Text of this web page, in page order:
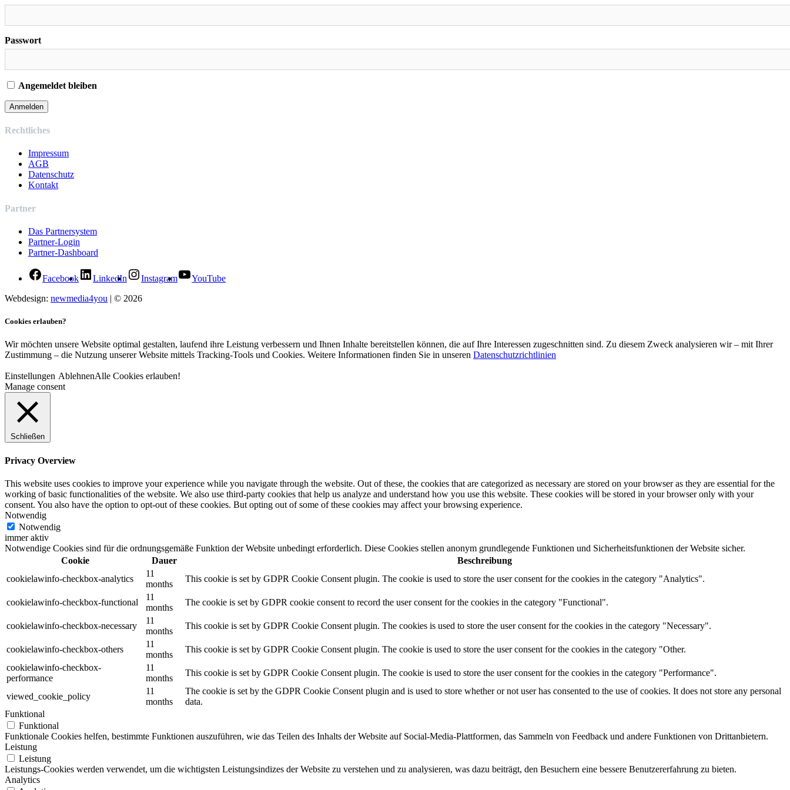
Passwort
Angemeldet bleiben
Rechtliches
Impressum
AGB
Datenschutz
Kontakt
Partner
Das Partnersystem
Partner-Login
Partner-Dashboard
Facebook LinkedIn Instagram
YouTube
Webdesign: newmedia4you | © 2026
Cookies erlauben?
Wir möchten unsere Website optimal gestalten, laufend ihre Leistung verbessern und Ihnen Inhalte bereitstellen können, die auf Ihre Interessen zugeschnitten sind. Zu diesem Zweck analysieren wir – mit Ihrer
Zustimmung – die Nutzung unserer Website mittels Tracking-Tools und Cookies. Weitere Informationen finden Sie in unseren Datenschutzrichtlinien
Einstellungen AblehnenAlle Cookies erlauben!
Manage consent
Schließen
Privacy Overview
This website uses cookies to improve your experience while you navigate through the website. Out of these, the cookies that are categorized as necessary are stored on your browser as they are essential for the
working of basic functionalities of the website. We also use third-party cookies that help us analyze and understand how you use this website. These cookies will be stored in your browser only with your
consent. You also have the option to opt-out of these cookies. But opting out of some of these cookies may affect your browsing experience.
Notwendig
Notwendig
immer aktiv
Notwendige Cookies sind für die ordnungsgemäße Funktion der Website unbedingt erforderlich. Diese Cookies stellen anonym grundlegende Funktionen und Sicherheitsfunktionen der Website sicher.
Cookie
Dauer
Beschreibung
cookielawinfo-checkbox-analytics
11
months
This cookie is set by GDPR Cookie Consent plugin. The cookie is used to store the user consent for the cookies in the category "Analytics".
cookielawinfo-checkbox-functional
11
months
The cookie is set by GDPR cookie consent to record the user consent for the cookies in the category "Functional".
cookielawinfo-checkbox-necessary
11
months
This cookie is set by GDPR Cookie Consent plugin. The cookies is used to store the user consent for the cookies in the category "Necessary".
cookielawinfo-checkbox-others
11
months
This cookie is set by GDPR Cookie Consent plugin. The cookie is used to store the user consent for the cookies in the category "Other.
cookielawinfo-checkbox-
performance
11
months
This cookie is set by GDPR Cookie Consent plugin. The cookie is used to store the user consent for the cookies in the category "Performance".
viewed_cookie_policy
11
months
The cookie is set by the GDPR Cookie Consent plugin and is used to store whether or not user has consented to the use of cookies. It does not store any personal
data.
Funktional
Funktional
Funktionale Cookies helfen, bestimmte Funktionen auszuführen, wie das Teilen des Inhalts der Website auf Social-Media-Plattformen, das Sammeln von Feedback und andere Funktionen von Drittanbietern.
Leistung
Leistung
Leistungs-Cookies werden verwendet, um die wichtigsten Leistungsindizes der Website zu verstehen und zu analysieren, was dazu beiträgt, den Besuchern eine bessere Benutzererfahrung zu bieten.
Analytics